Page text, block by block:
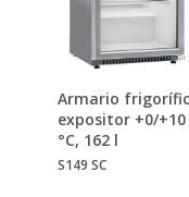
Armario
expositor +0/+10
°C, 162 l
S149 SC